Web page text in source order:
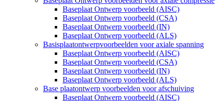
Baseplaat Ontwerp voorbeeld (AISC)
Baseplaat Ontwerp voorbeeld (CSA)
Baseplaat Ontwerp voorbeeld (IN)
Baseplaat Ontwerp voorbeeld (ALS)
Basisplaatontwerpvoorbeelden voor axiale spanning
Baseplaat Ontwerp voorbeeld (AISC)
Baseplaat Ontwerp voorbeeld (CSA)
Baseplaat Ontwerp voorbeeld (IN)
Baseplaat Ontwerp voorbeeld (ALS)
Base plaatontwerp voorbeelden voor afschuiving
Baseplaat Ontwerp voorbeeld (AISC)